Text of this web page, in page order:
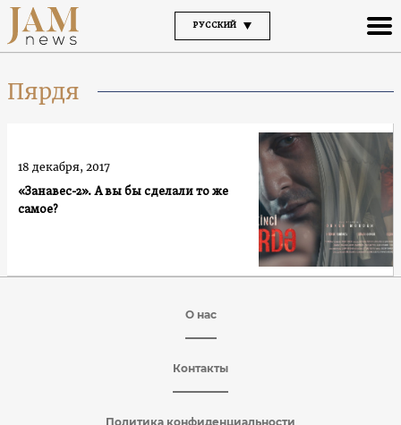
РУССКИЙ
Пярдя
«Занавес-2». А вы бы сделали то же
самое?
18 декабря, 2017
О нас
Контакты
Политика конфиденциальности